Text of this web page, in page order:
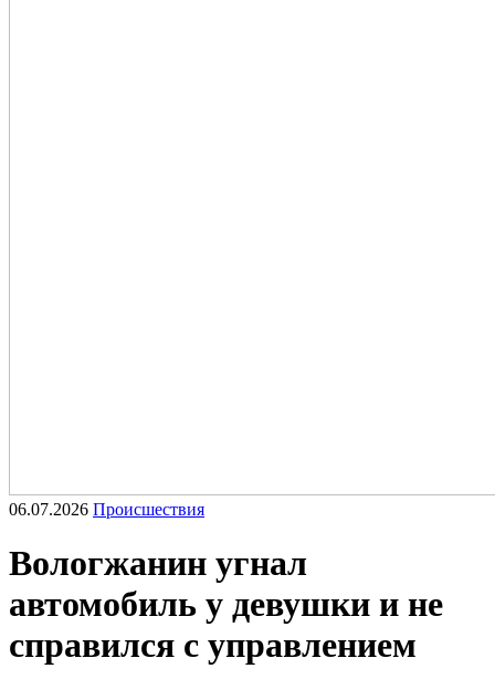
06.07.2026 Происшествия
Вологжанин угнал
автомобиль у девушки и не
справился с управлением